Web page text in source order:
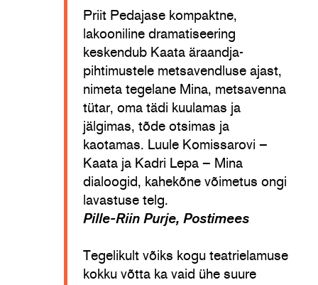
Priit Pedajase kompaktne,
lakooniline dramatiseering
keskendub Kaata äraandja-
pihtimustele metsavendluse ajast,
nimeta tegelane Mina, metsavenna
tütar, oma tädi kuulamas ja
jälgimas, tõde otsimas ja
kaotamas. Luule Komissarovi –
Kaata ja Kadri Lepa – Mina
dialoogid, kahekõne võimetus ongi
lavastuse telg.
Pille-Riin Purje, Postimees
Tegelikult võiks kogu teatrielamuse
kokku võtta ka vaid ühe suure